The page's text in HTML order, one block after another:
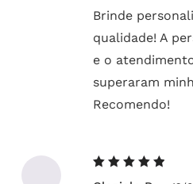
Brinde
qualidade! A
e o
superaram
Recomendo!